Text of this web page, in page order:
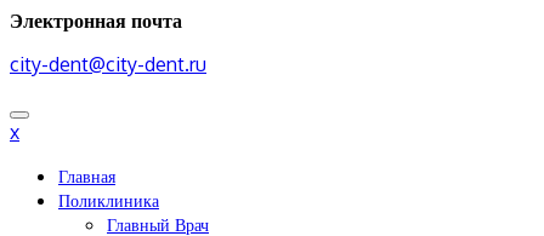
Электронная почта
city-dent@city-dent.ru
x
Главная
Поликлиника
Главный Врач